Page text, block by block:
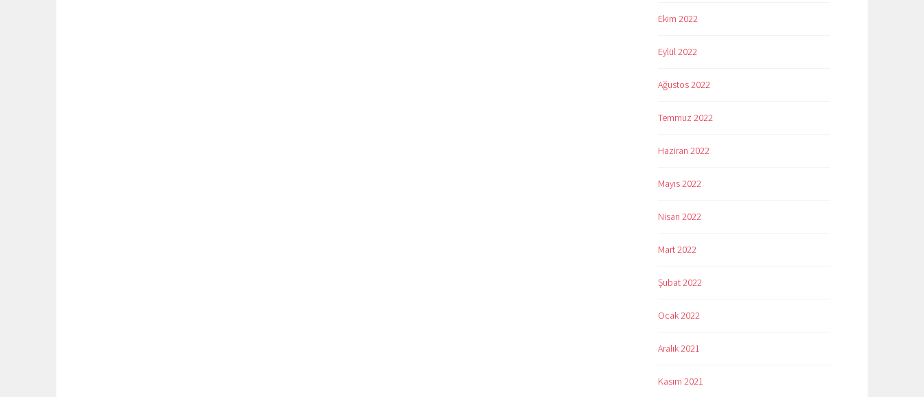
Ekim 2022
Eylül 2022
Ağustos 2022
Temmuz 2022
Haziran 2022
Mayıs 2022
Nisan 2022
Mart 2022
Şubat 2022
Ocak 2022
Aralık 2021
Kasım 2021